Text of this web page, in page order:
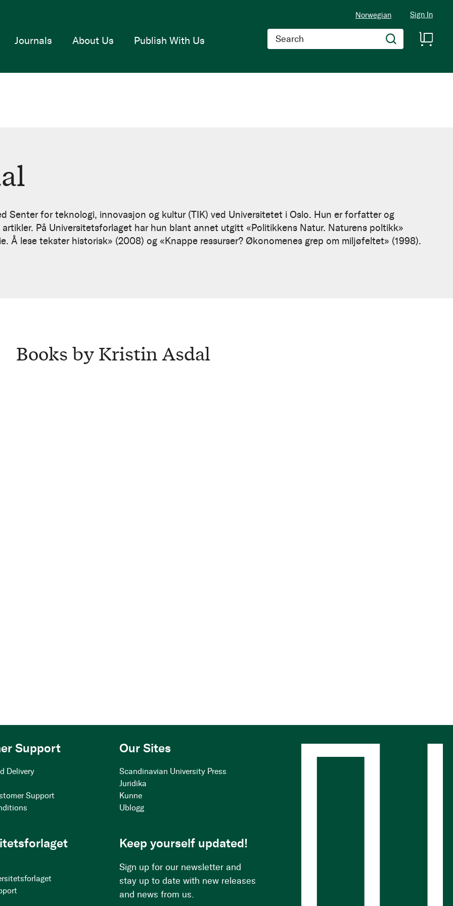
Norwegian Sign In
Search
Journals About Us Publish With Us
Senter for teknologi, innovasjon og kultur (TIK) ved Universitetet i Oslo. Hun er forfatter og
På Universitetsforlaget har hun blant annet utgitt «Politikkens Natur. Naturens poltikk»
Å lese tekster historisk» (2008) og «Knappe ressurser? Økonomenes grep om miljøfeltet» (1998).
Books by Kristin Asdal
Support
Delivery
Support
Our Sites
Scandinavian University Press
Juridika
Kunne
Ublogg
Keep yourself updated!
Sign up for our newsletter and
stay up to date with new releases
and news from us.